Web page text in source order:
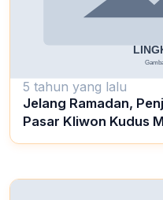
5 tahun yang lalu
Jelang Ramadan,
Pasar Kliwon Kudus